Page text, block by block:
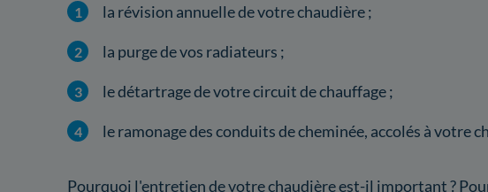
la révision annuelle de votre chaudière ;
la purge de vos radiateurs ;
le détartrage de votre circuit de chauffage ;
le ramonage des conduits de cheminée, accolés à votre
Pourquoi l'entretien de votre chaudière est-il important ?